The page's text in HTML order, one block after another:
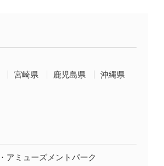
宮崎県 鹿児島県
沖縄県
アミューズメントパーク